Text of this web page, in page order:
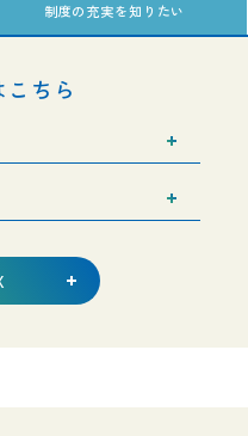
制度の充実を知りたい
ちら